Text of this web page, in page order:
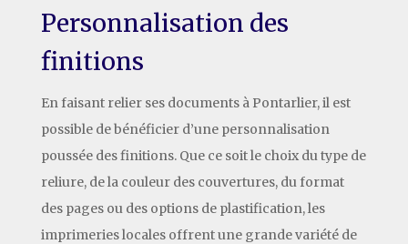
Personnalisation des
finitions
En faisant relier ses documents à Pontarlier, il est
possible de bénéficier d’une personnalisation
poussée des finitions. Que ce soit le choix du type de
reliure, de la couleur des couvertures, du format
des pages ou des options de plastification, les
imprimeries locales offrent une grande variété de